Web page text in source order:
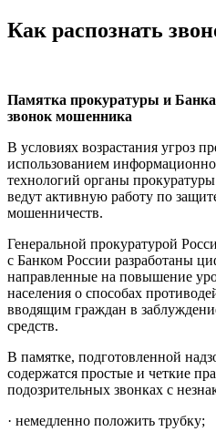
Как распознать
Памятка прокуратуры и Банка
звонок мошенника
В условиях возрастания угроз
использованием
технологий органы
ведут активную работу по
мошенничеств.
Генеральной прокуратурой
с Банком России разработаны
направленные на повышение
населения о способах
вводящим граждан в
средств.
В памятке, подготовленной
содержатся простые и четкие
подозрительных звонках с
· немедленно положить трубку;